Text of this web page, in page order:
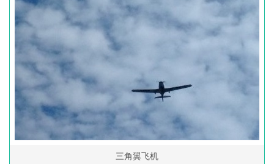
三角翼飞机